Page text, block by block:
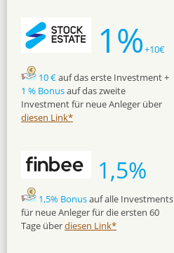
1%+10€
10 €auf das erste Investment +
1 % Bonusauf das zweite
Investment für neue Anleger über
diesen Link*
1,5%
1,5% Bonusauf alle Investments
für neue Anleger für die ersten 60
Tage überdiesen Link*